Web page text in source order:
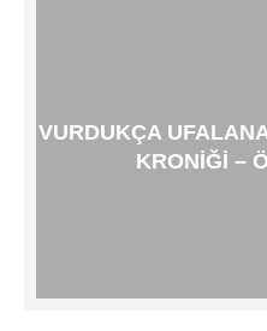
VURDUKÇA
KRONIĞI –